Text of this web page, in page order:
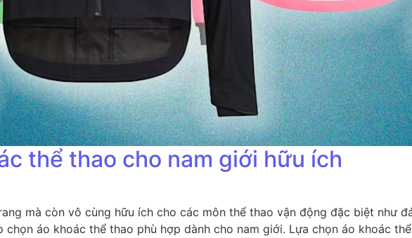
thể thao cho nam giới hữu ích
mà còn vô cùng hữu ích cho các môn thể thao vận động đặc biệt như
áo khoác thể thao phù hợp dành cho nam giới. Lựa chọn áo khoác